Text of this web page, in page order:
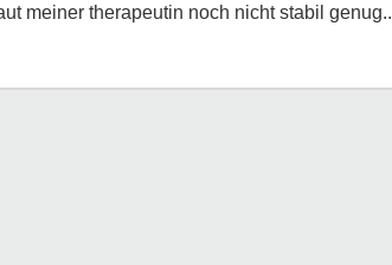
meiner therapeutin noch nicht stabil genug..